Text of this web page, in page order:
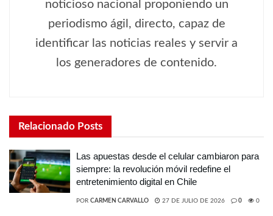
noticioso nacional proponiendo un
periodismo ágil, directo, capaz de
identificar las noticias reales y servir a
los generadores de contenido.
Relacionado Posts
Las apuestas desde el celular cambiaron para
siempre: la revolución móvil redefine el
entretenimiento digital en Chile
POR CARMEN CARVALLO 27 DE JULIO DE 2026 0 0